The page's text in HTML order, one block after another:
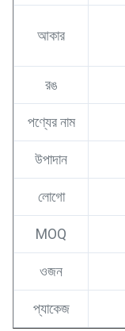
আকার
রঙ
পণ্যের নাম
উপাদান
লোগো
MOQ
ওজন
প্যাকেজ